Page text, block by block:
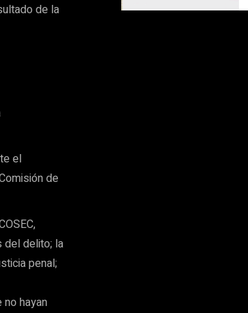
de la
el
de
del delito; la
penal;
hayan